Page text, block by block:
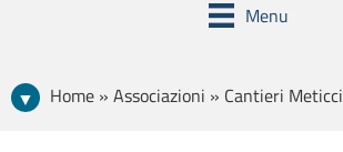
Menu
Home » Associazioni » Cantieri Meticci